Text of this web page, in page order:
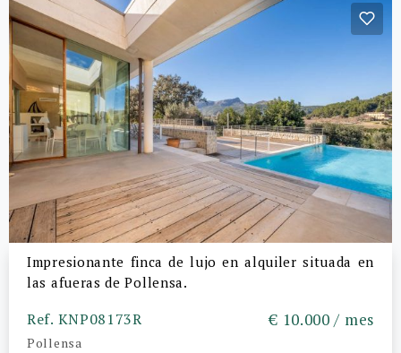
Impresionante finca de lujo en alquiler situada en
las afueras de Pollensa.
Ref. KNP08173R
Pollensa
€ 10.000 / mes